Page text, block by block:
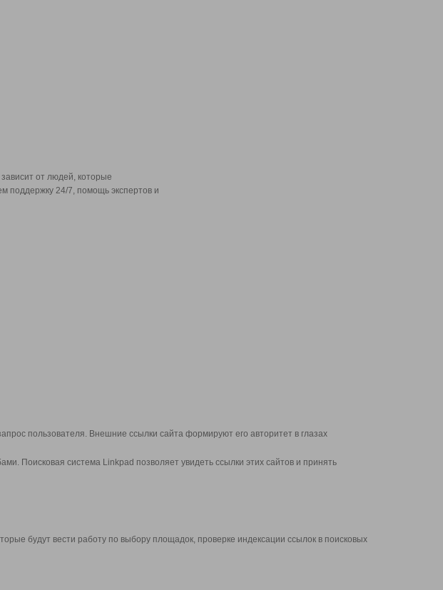
от людей, которые
поддержку 24/7, помощь экспертов и
пользователя. Внешние ссылки сайта формируют его авторитет в глазах
Поисковая система Linkpad позволяет увидеть ссылки этих сайтов и принять
будут вести работу по выбору площадок, проверке индексации ссылок в поисковых